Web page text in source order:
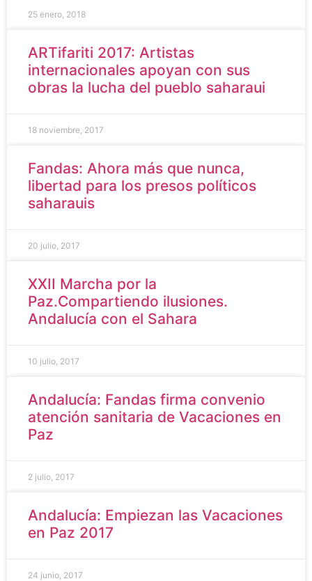
25 enero, 2018
ARTifariti 2017: Artistas
internacionales apoyan con sus
obras la lucha del pueblo saharaui
18 noviembre, 2017
Fandas: Ahora más que nunca,
libertad para los presos políticos
saharauis
20 julio, 2017
XXII Marcha por la
Paz.Compartiendo ilusiones.
Andalucía con el Sahara
10 julio, 2017
Andalucía: Fandas firma convenio
atención sanitaria de Vacaciones en
Paz
2 julio, 2017
Andalucía: Empiezan las Vacaciones
en Paz 2017
24 junio, 2017